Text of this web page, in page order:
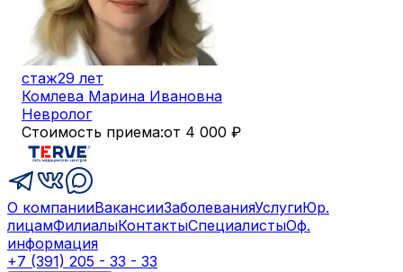
стаж29 лет
Комлева Марина Ивановна
Невролог
Стоимость приема:от 4 000 ₽
О компанииВакансииЗаболеванияУслугиЮр.
лицамФилиалыКонтактыСпециалистыОф.
информация
+7 (391) 205 - 33 - 33